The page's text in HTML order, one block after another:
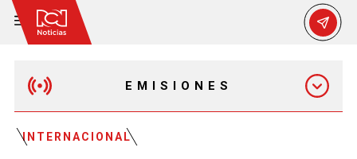
EMISIONES
INTERNACIONAL